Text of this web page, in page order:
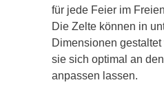
für jede Feier im
Die Zelte können in
Dimensionen
sie sich optimal an
anpassen lassen.